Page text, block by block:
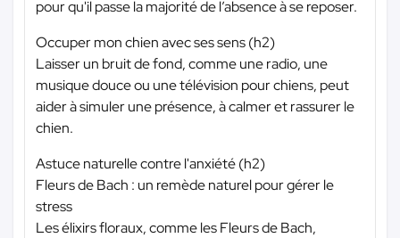
pour qu'il passe la majorité de l’absence à se reposer.
Occuper mon chien avec ses sens (h2)
Laisser un bruit de fond, comme une radio, une
musique douce ou une télévision pour chiens, peut
aider à simuler une présence, à calmer et rassurer le
chien.
Astuce naturelle contre l'anxiété (h2)
Fleurs de Bach : un remède naturel pour gérer le
stress
Les élixirs floraux, comme les Fleurs de Bach,